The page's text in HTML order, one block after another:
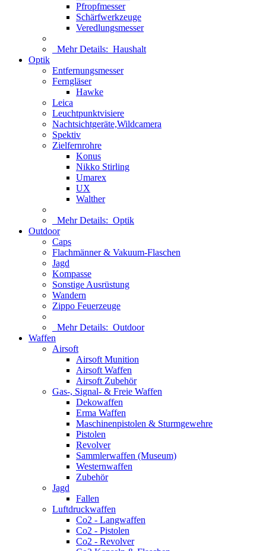
Pfropfmesser
Schärfwerkzeuge
Veredlungsmesser
Mehr Details: Haushalt
Optik
Entfernungsmesser
Ferngläser
Hawke
Leica
Leuchtpunktvisiere
Nachtsichtgeräte,Wildcamera
Spektiv
Zielfernrohre
Konus
Nikko Stirling
Umarex
UX
Walther
Mehr Details: Optik
Outdoor
Caps
Flachmänner & Vakuum-Flaschen
Jagd
Kompasse
Sonstige Ausrüstung
Wandern
Zippo Feuerzeuge
Mehr Details: Outdoor
Waffen
Airsoft
Airsoft Munition
Airsoft Waffen
Airsoft Zubehör
Gas-, Signal- & Freie Waffen
Dekowaffen
Erma Waffen
Maschinenpistolen & Sturmgewehre
Pistolen
Revolver
Sammlerwaffen (Museum)
Westernwaffen
Zubehör
Jagd
Fallen
Luftdruckwaffen
Co2 - Langwaffen
Co2 - Pistolen
Co2 - Revolver